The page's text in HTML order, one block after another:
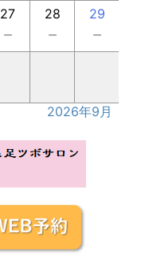
27
－
28
－
29
－
2026年9月